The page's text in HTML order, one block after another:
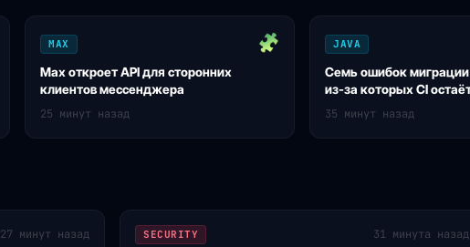
MAX
Max откроет API для сторонних
клиентов мессенджера
25 минут назад
JAVA
Семь ошибок миграции
из-за которых CI
35 минут назад
27 минут назад
SECURITY
31 минута назад